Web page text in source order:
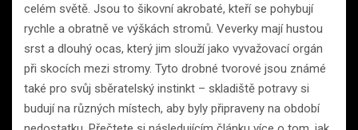
celém světě. Jsou to šikovní akrobaté, kteří se pohybují
rychle a obratně ve výškách stromů. Veverky mají hustou
srst a dlouhý ocas, který jim slouží jako vyvažovací orgán
při skocích mezi stromy. Tyto drobné tvorové jsou známé
také pro svůj sběratelský instinkt – skladiště potravy si
budují na různých místech, aby byly připraveny na období